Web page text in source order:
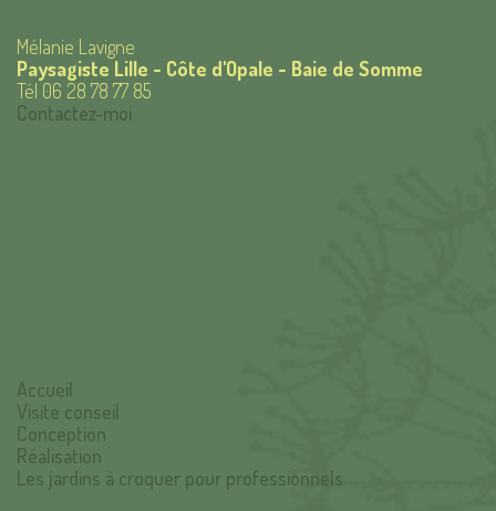
Mélanie Lavigne
Paysagiste Lille - Côte d'Opale - Baie de Somme
Tél 06 28 78 77 85
Contactez-moi
Accueil
Visite conseil
Conception
Réalisation
Les jardins à croquer pour professionnels